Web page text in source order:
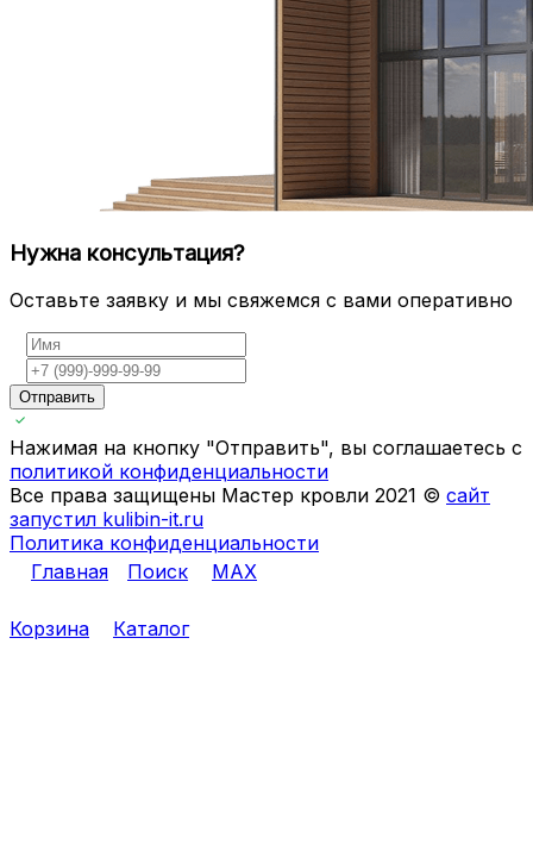
Нужна консультация?
Оставьте заявку и мы свяжемся с вами оперативно
Отправить
Нажимая на кнопку "Отправить", вы соглашаетесь с
политикой конфиденциальности
Все права защищены Мастер кровли 2021 © сайт
запустил kulibin-it.ru
Политика конфиденциальности
Главная
Поиск MAX
Корзина Каталог